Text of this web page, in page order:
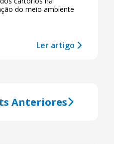
do meio ambiente
Ler artigo
Anteriores